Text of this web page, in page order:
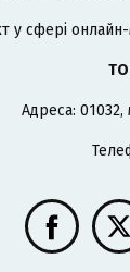
у сфері
Адреса: 01032,